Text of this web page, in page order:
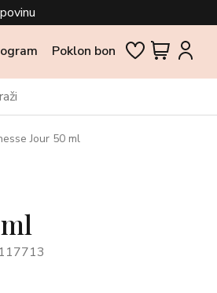
Poklon bon
Jour 50 ml